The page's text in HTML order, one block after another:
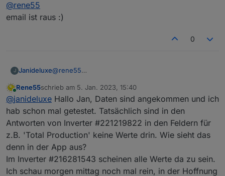
Magst du mir deine Zugangsdaten (per Mail an
@rene55
email ist raus :)
0
J Janideluxe@rene55
Online
Rene55schrieb am 5. Jan. 2023, 15:40
zuletzt editiert von
@janideluxe Hallo Jan, Daten sind angekommen und ich
hab schon mal getestet. Tatsächlich sind in den
Antworten von Inverter #221219822 in den Feldern für
z.B. 'Total Production' keine Werte drin. Wie sieht das
denn in der App aus?
Im Inverter #216281543 scheinen alle Werte da zu sein.
Ich schau morgen mittag noch mal rein, in der Hoffnung